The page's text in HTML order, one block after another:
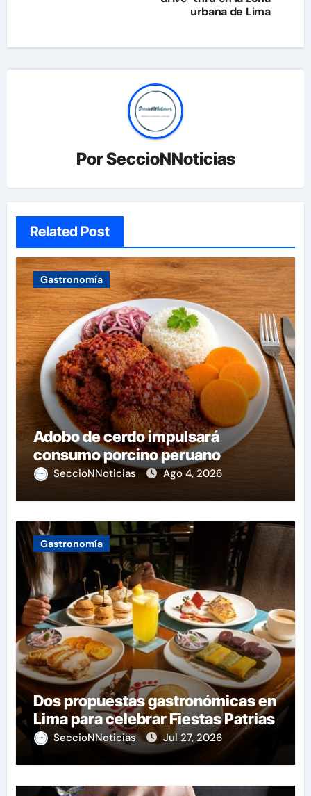
urbana de Lima
PorSeccioNNoticias
Related Post
Gastronomía
Adobo de cerdo impulsará
consumo porcino peruano
SeccioNNoticias Ago 4, 2026
Gastronomía
Dos propuestas gastronómicas en
Lima para celebrar Fiestas Patrias
SeccioNNoticias Jul 27, 2026